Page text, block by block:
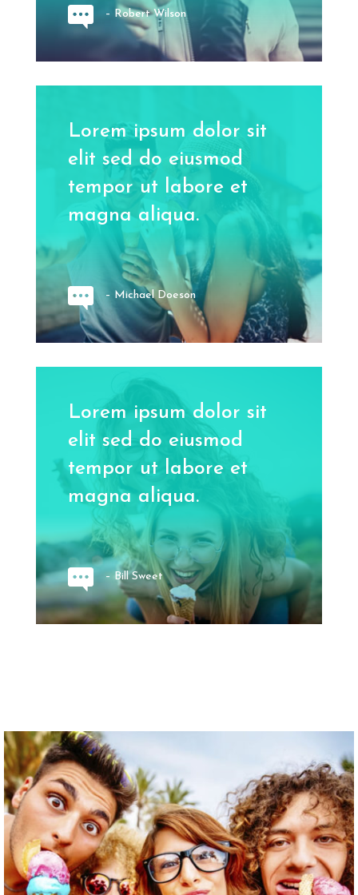
– Robert Wilson
Lorem ipsum dolor sit
elit sed do eiusmod
tempor ut labore et
magna aliqua.
– Michael Doeson
Lorem ipsum dolor sit
elit sed do eiusmod
tempor ut labore et
magna aliqua.
– Bill Sweet